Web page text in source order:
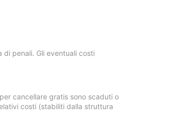
penali. Gli eventuali costi
cancellare gratis sono scaduti o
costi (stabiliti dalla struttura